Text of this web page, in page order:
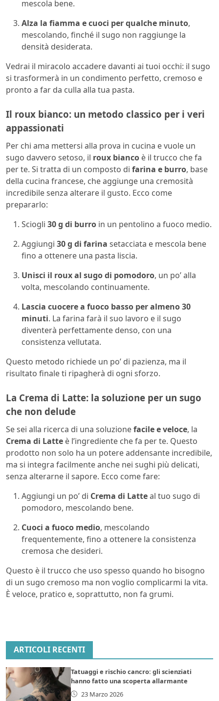
mescola bene.
Alza la fiamma e cuoci per qualche minuto,
mescolando, finché il sugo non raggiunge la
densità desiderata.
Vedrai il miracolo accadere davanti ai tuoi occhi: il sugo
si trasformerà in un condimento perfetto, cremoso e
pronto a far da culla alla tua pasta.
Il roux bianco: un metodo classico per i veri
appassionati
Per chi ama mettersi alla prova in cucina e vuole un
sugo davvero setoso, il roux bianco è il trucco che fa
per te. Si tratta di un composto di farina e burro, base
della cucina francese, che aggiunge una cremosità
incredibile senza alterare il gusto. Ecco come
prepararlo:
Sciogli 30 g di burro in un pentolino a fuoco medio.
Aggiungi 30 g di farina setacciata e mescola bene
fino a ottenere una pasta liscia.
Unisci il roux al sugo di pomodoro, un po’ alla
volta, mescolando continuamente.
Lascia cuocere a fuoco basso per almeno 30
minuti. La farina farà il suo lavoro e il sugo
diventerà perfettamente denso, con una
consistenza vellutata.
Questo metodo richiede un po’ di pazienza, ma il
risultato finale ti ripagherà di ogni sforzo.
La Crema di Latte: la soluzione per un sugo
che non delude
Se sei alla ricerca di una soluzionefacile e veloce, la
Crema di Latte è l’ingrediente che fa per te. Questo
prodotto non solo ha un potere addensante incredibile,
ma si integra facilmente anche nei sughi più delicati,
senza alterarne il sapore. Ecco come fare:
Aggiungi un po’ di Crema di Latteal tuo sugo di
pomodoro, mescolando bene.
Cuoci a fuoco medio, mescolando
frequentemente, fino a ottenere la consistenza
cremosa che desideri.
Questo è il trucco che uso spesso quando ho bisogno
di un sugo cremoso ma non voglio complicarmi la vita.
È veloce, pratico e, soprattutto, non fa grumi.
ARTICOLI RECENTI
Tatuaggi e rischio cancro: gli scienziati
hanno fatto una scoperta allarmante
23 Marzo 2026